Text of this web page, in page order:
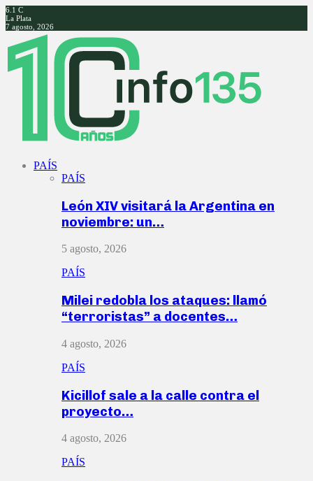
6.1 C
La Plata
7 agosto, 2026
Facebook
Twitter
Instagram
Youtube
PAÍS
PAÍS
León XIV visitará la Argentina en
noviembre: un…
5 agosto, 2026
PAÍS
Milei redobla los ataques: llamó
“terroristas” a docentes…
4 agosto, 2026
PAÍS
Kicillof sale a la calle contra el
proyecto…
4 agosto, 2026
PAÍS